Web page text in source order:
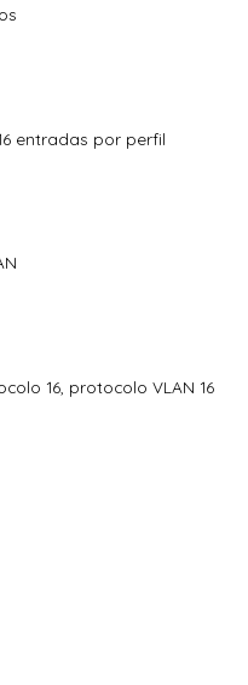
entradas por perfil
16, protocolo VLAN 16